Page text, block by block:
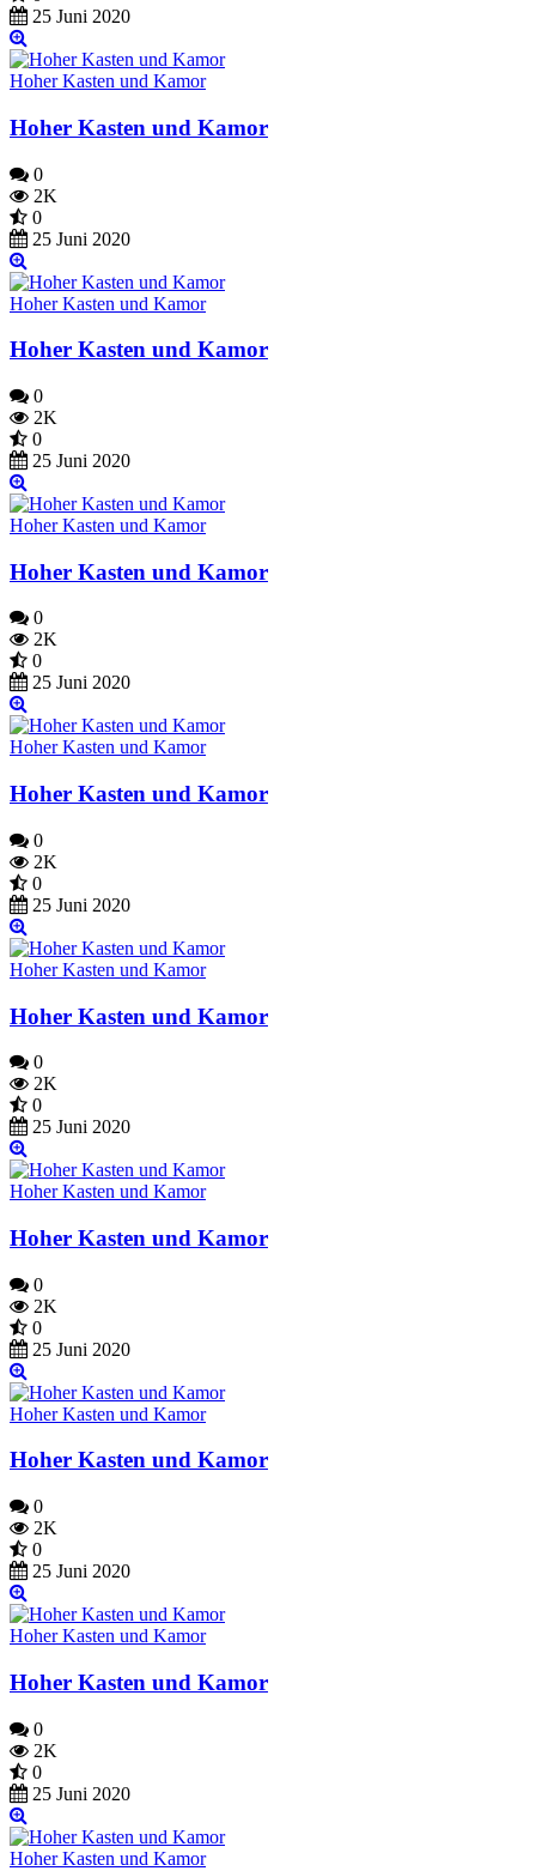
25 Juni 2020
Hoher Kasten und Kamor
Hoher Kasten und Kamor
0
2K
0
25 Juni 2020
Hoher Kasten und Kamor
Hoher Kasten und Kamor
0
2K
0
25 Juni 2020
Hoher Kasten und Kamor
Hoher Kasten und Kamor
0
2K
0
25 Juni 2020
Hoher Kasten und Kamor
Hoher Kasten und Kamor
0
2K
0
25 Juni 2020
Hoher Kasten und Kamor
Hoher Kasten und Kamor
0
2K
0
25 Juni 2020
Hoher Kasten und Kamor
Hoher Kasten und Kamor
0
2K
0
25 Juni 2020
Hoher Kasten und Kamor
Hoher Kasten und Kamor
0
2K
0
25 Juni 2020
Hoher Kasten und Kamor
Hoher Kasten und Kamor
0
2K
0
25 Juni 2020
Hoher Kasten und Kamor